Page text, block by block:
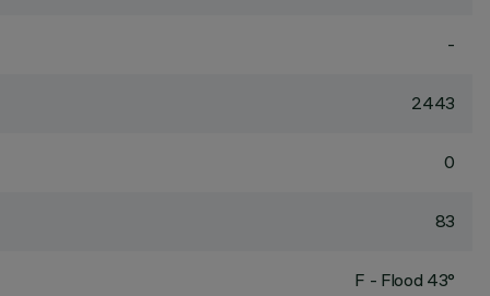
-
2443
0
83
F - Flood 43°